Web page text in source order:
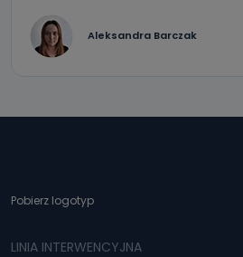
Aleksandra Barczak
Pobierz logotyp
LINIA INTERWENCYJNA